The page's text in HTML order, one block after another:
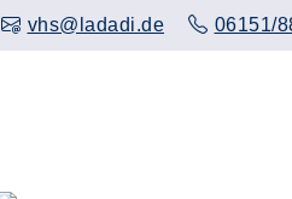
vhs@ladadi.de 06151/
Hauptinhalt anspringen